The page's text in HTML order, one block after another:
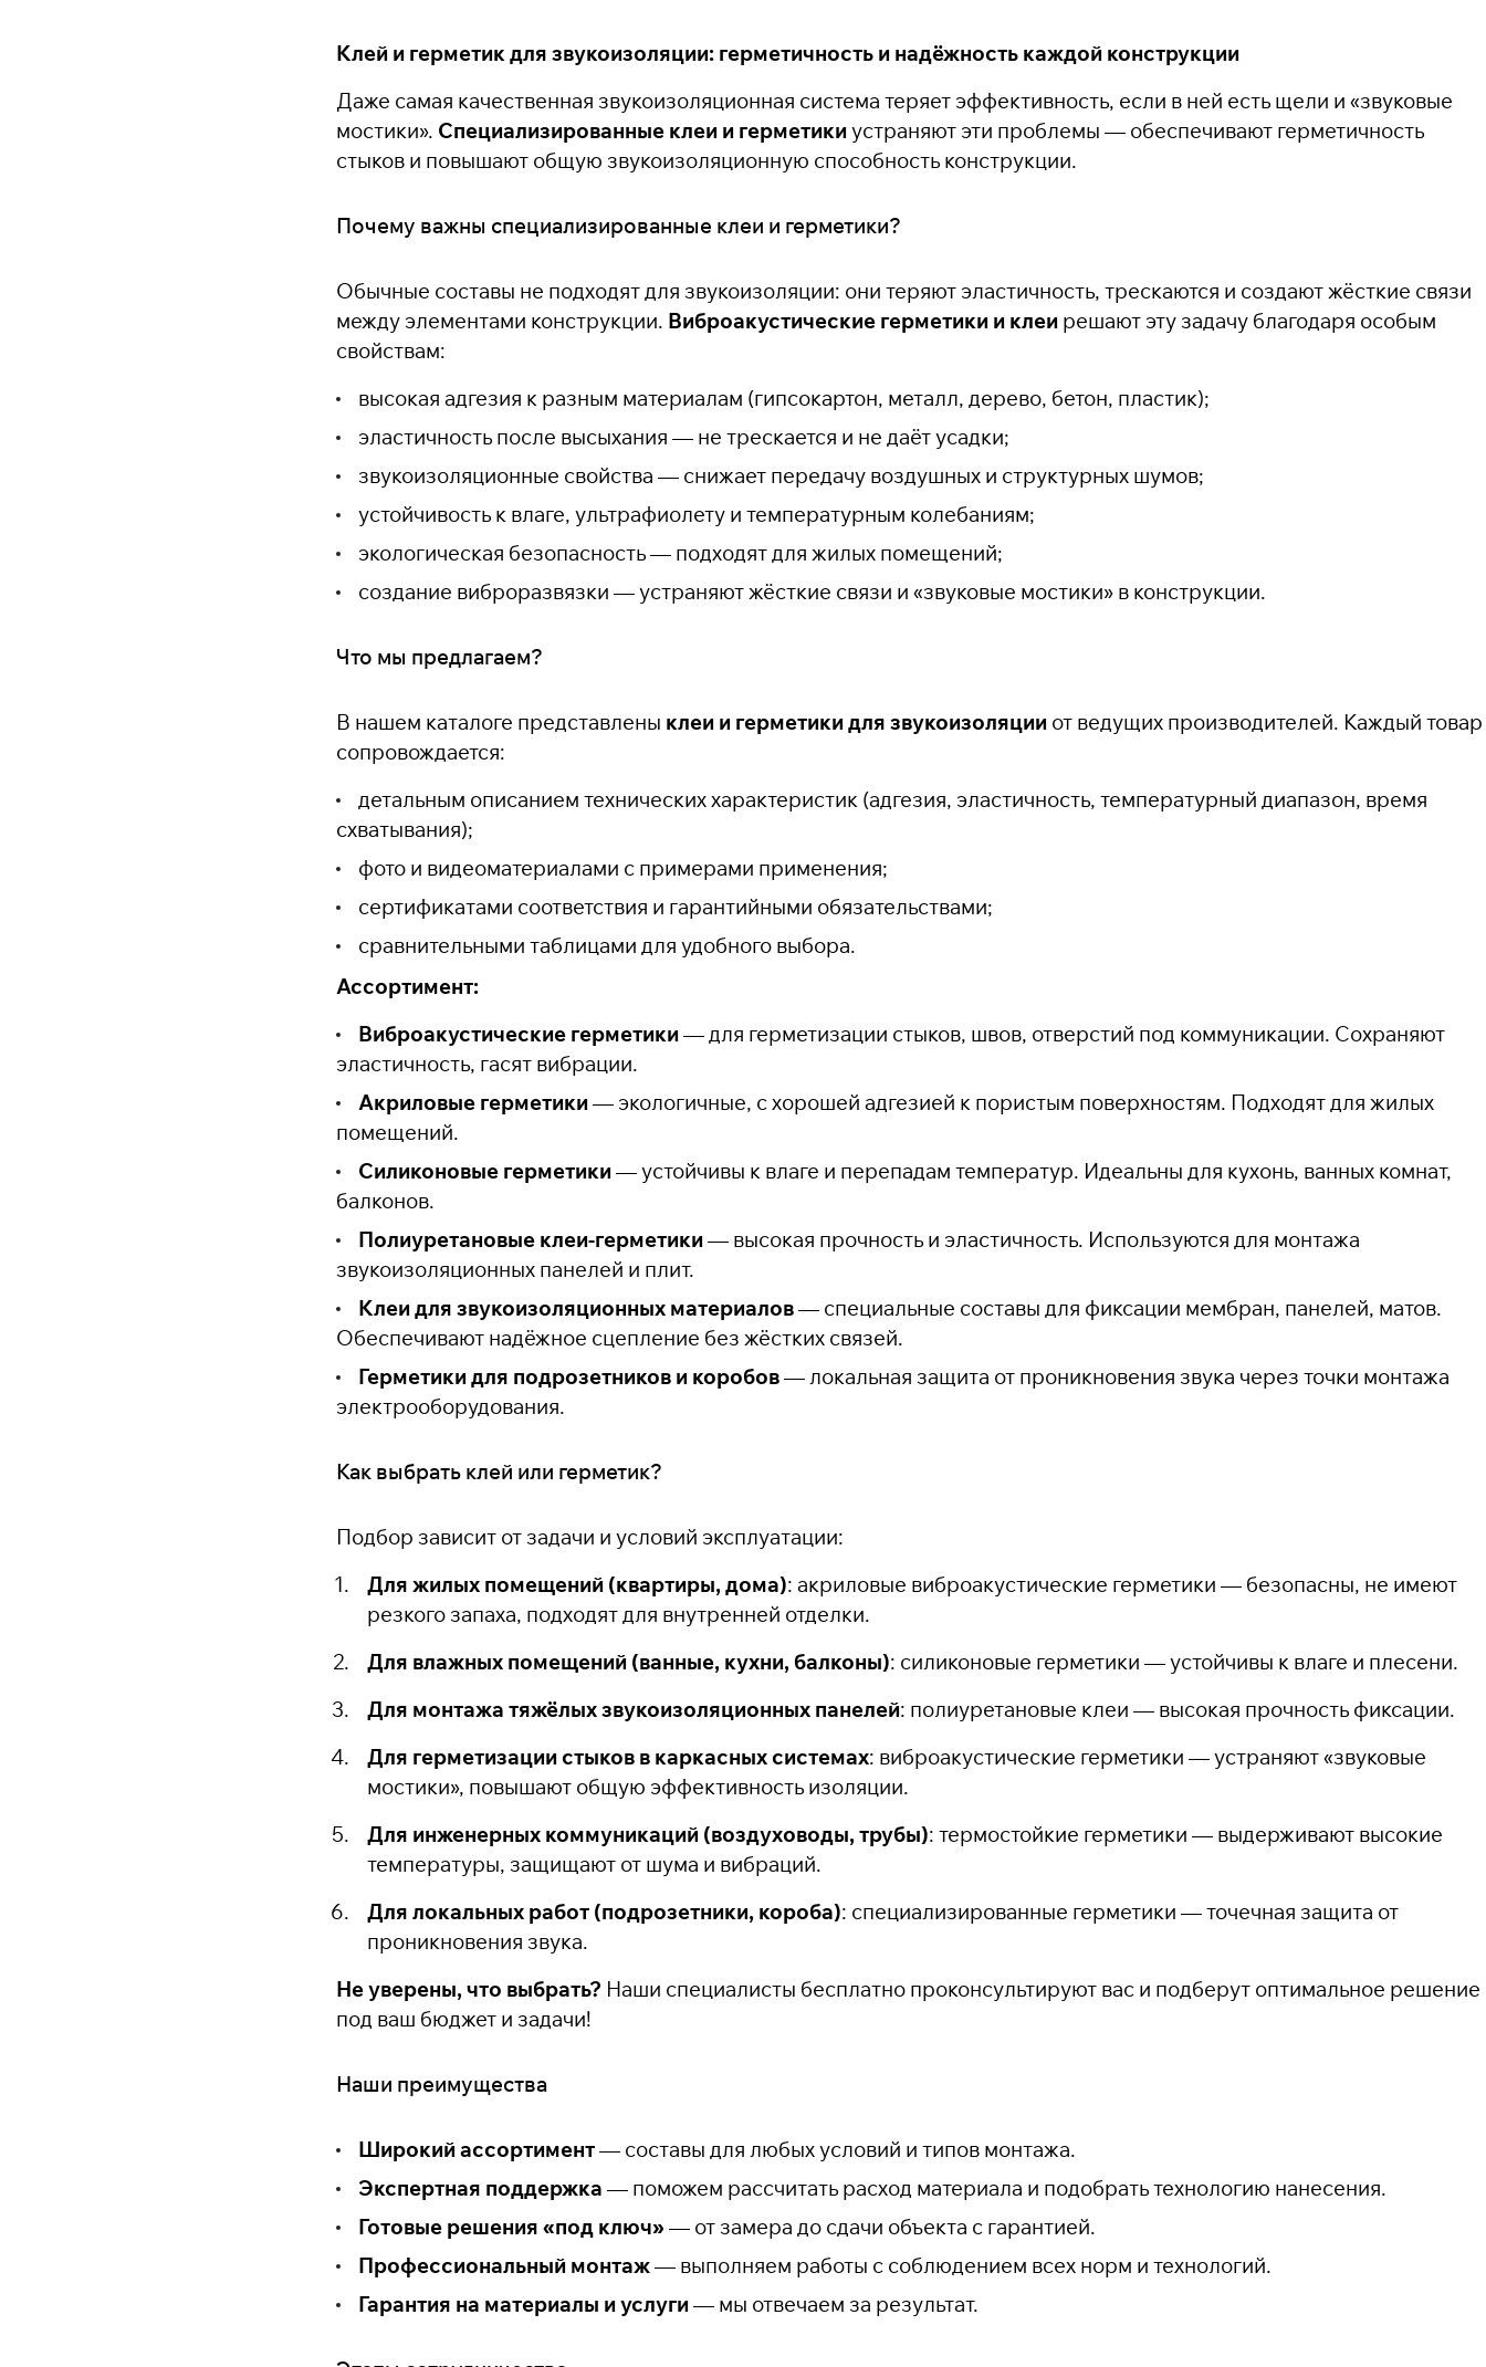
Клей и герметик для звукоизоляции: герметичность и надёжность каждой конструкции
Даже самая качественная звукоизоляционная система теряет эффективность, если в ней есть щели и «звуковые
мостики». Специализированные клеи и герметикиустраняют эти проблемы — обеспечивают герметичность
стыков и повышают общую звукоизоляционную способность конструкции.
Почему важны специализированные клеи и герметики?
Обычные составы не подходят для звукоизоляции: они теряют эластичность, трескаются и создают жёсткие связи
между элементами конструкции. Виброакустические герметики и клеи решают эту задачу благодаря особым
свойствам:
высокая адгезия к разным материалам (гипсокартон, металл, дерево, бетон, пластик);
эластичность после высыхания — не трескается и не даёт усадки;
звукоизоляционные свойства — снижает передачу воздушных и структурных шумов;
устойчивость к влаге, ультрафиолету и температурным колебаниям;
экологическая безопасность — подходят для жилых помещений;
создание виброразвязки — устраняют жёсткие связи и «звуковые мостики» в конструкции.
Что мы предлагаем?
В нашем каталоге представлены клеи и герметики для звукоизоляции от ведущих производителей. Каждый товар
сопровождается:
детальным описанием технических характеристик (адгезия, эластичность, температурный диапазон, время
схватывания);
фото и видеоматериалами с примерами применения;
сертификатами соответствия и гарантийными обязательствами;
сравнительными таблицами для удобного выбора.
Ассортимент:
Виброакустические герметики— для герметизации стыков, швов, отверстий под коммуникации. Сохраняют
эластичность, гасят вибрации.
Акриловые герметики— экологичные, с хорошей адгезией к пористым поверхностям. Подходят для жилых
помещений.
Силиконовые герметики— устойчивы к влаге и перепадам температур. Идеальны для кухонь, ванных комнат,
балконов.
Полиуретановые клеи-герметики— высокая прочность и эластичность. Используются для монтажа
звукоизоляционных панелей и плит.
Клеи для звукоизоляционных материалов— специальные составы для фиксации мембран, панелей, матов.
Обеспечивают надёжное сцепление без жёстких связей.
Герметики для подрозетников и коробов— локальная защита от проникновения звука через точки монтажа
электрооборудования.
Как выбрать клей или герметик?
Подбор зависит от задачи и условий эксплуатации:
Для жилых помещений (квартиры, дома): акриловые виброакустические герметики — безопасны, не имеют
резкого запаха, подходят для внутренней отделки.
Для влажных помещений (ванные, кухни, балконы): силиконовые герметики — устойчивы к влаге и плесени.
Для монтажа тяжёлых звукоизоляционных панелей: полиуретановые клеи — высокая прочность фиксации.
Для герметизации стыков в каркасных системах: виброакустические герметики — устраняют «звуковые
мостики», повышают общую эффективность изоляции.
Для инженерных коммуникаций (воздуховоды, трубы): термостойкие герметики — выдерживают высокие
температуры, защищают от шума и вибраций.
Для локальных работ (подрозетники, короба): специализированные герметики — точечная защита от
проникновения звука.
Не уверены, что выбрать? Наши специалисты бесплатно проконсультируют вас и подберут оптимальное решение
под ваш бюджет и задачи!
Наши преимущества
Широкий ассортимент— составы для любых условий и типов монтажа.
Экспертная поддержка — поможем рассчитать расход материала и подобрать технологию нанесения.
Готовые решения «под ключ» — от замера до сдачи объекта с гарантией.
Профессиональный монтаж— выполняем работы с соблюдением всех норм и технологий.
Гарантия на материалы и услуги— мы отвечаем за результат.